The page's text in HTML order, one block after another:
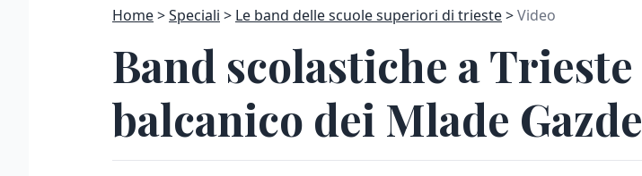
Home Speciali Le band delle scuole superiori di trieste Video
Band scolastiche a
balcanico dei Mlade Gazde